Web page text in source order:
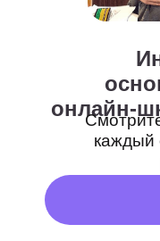
5
Выберите то,
4–6 лет